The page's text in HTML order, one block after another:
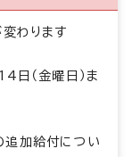
わります
日（金曜日）ま
追加給付につい